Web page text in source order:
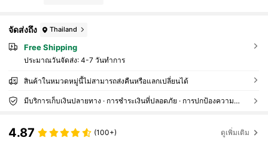
จัดส่งถึง Thailand
Free Shipping
ประมาณวันจัดส่ง: 4-7 วันทำการ
สินค้าในหมวดหมู่นี้ไม่สามารถส่งคืนหรือแลกเปลี่ยนได้
มีบริการเก็บเงินปลายทาง · การชำระเงินที่ปลอดภัย · การปกป้องความเป็นส่วนตัว
4.87 (100+) ดูเพิ่มเติม